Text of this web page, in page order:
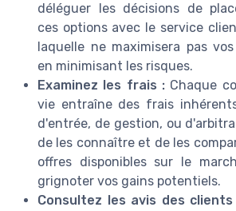
déléguer les décisions de
ces options avec le service
laquelle ne maximisera pas
en minimisant les risques.
Examinez les frais : Chaque
vie entraîne des frais
d'entrée, de gestion, ou
de les connaître et de les
offres disponibles sur le
grignoter vos gains potentiels.
Consultez les avis des clients